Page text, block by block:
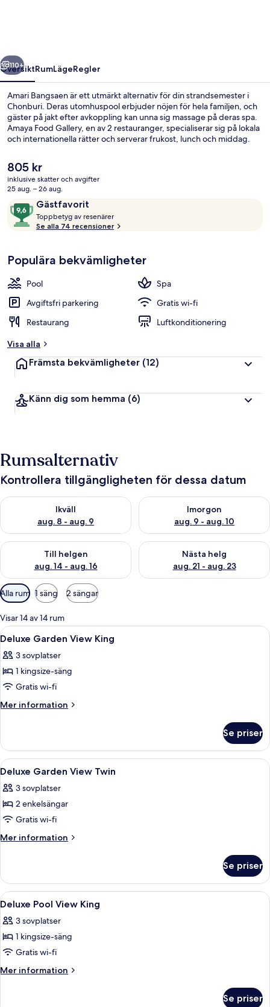
Nästa
110+
ÖversiktRumLägeRegler
Amari Bangsaen är ett utmärkt alternativ för din strandsemester i
Chonburi. Deras utomhuspool erbjuder nöjen för hela familjen, och
gäster på jakt efter avkoppling kan unna sig massage på deras spa.
Amaya Food Gallery, en av 2 restauranger, specialiserar sig på lokala
och internationella rätter och serverar frukost, lunch och middag.
snackbar/deli.
Det
nuvarande
priset
805 kr
805 kr
inklusive skatter och avgifter
25 aug. – 26 aug.
RecensionerGästfavorit
9,6
av
10,
Toppbetyg av resenärer
o
b
r
e
n
Se alla 74 recensioner
Populära bekvämligheter
Pool
Spa
Avgiftsfri parkering
Gratis wi-fi
Restaurang
Luftkonditionering
Visa alla
Främsta bekvämligheter (12)
Känn dig som hemma (6)
Rumsalternativ
Kontrollera tillgängligheten för dessa datum
Ikväll
aug. 8 - aug. 9
Kontrollera tillgängligheten för ikväll aug. 8 - aug. 9
Imorgon
aug. 9 - aug. 10
Kontrollera tillgängligheten
Till helgen
aug. 14 - aug. 16
Kontrollera tillgängligheten för den här helgen aug. 14 - aug.
Nästa helg
aug. 21 - aug. 23
Kontrollera tillgängligheten
Tillgängliga
filter
för
rum
Alla rum 1 säng 2 sängar
Visar 14 av 14 rum
Öppna
alla
foton
för
Deluxe
Garden
Ett modernt hotellrum med en stor
10
Deluxe Garden View King
3 sovplatser
1 kingsize-säng
Gratis wi-fi
Mer information
Mer
Garden
View
King
Se priser
Öppna
alla
foton
för
Deluxe
Garden
Sängtillbehör av högsta kvalitet och
8
Deluxe Garden View Twin
3 sovplatser
2 enkelsängar
Gratis wi-fi
Mer information
Mer
Garden
View
Twin
Se priser
Öppna
alla
foton
för
Deluxe
Pool
Sängtillbehör av högsta kvalitet och
7
Deluxe Pool View King
3 sovplatser
1 kingsize-säng
Gratis wi-fi
Mer information
Mer
Se priser